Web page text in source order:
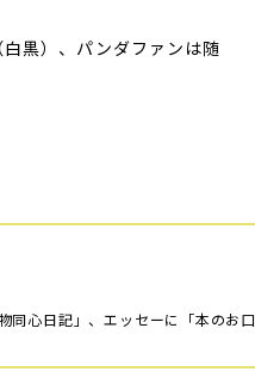
黒）、パンダファンは随
同心日記」、エッセーに「本のお口